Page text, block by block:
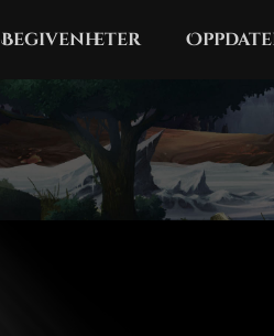
Begivenheter